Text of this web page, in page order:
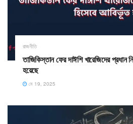
রাজনীতি
তাজিকিস্তান ফের দাঈশি খারেজিদের প্রধান
হয়েছে
মে 19, 2025